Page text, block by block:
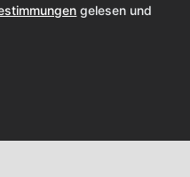
gelesen und